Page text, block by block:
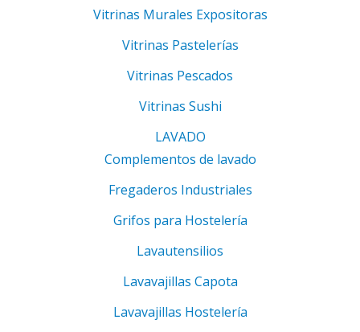
Vitrinas Murales Expositoras
Vitrinas Pastelerías
Vitrinas Pescados
Vitrinas Sushi
LAVADO
Complementos de lavado
Fregaderos Industriales
Grifos para Hostelería
Lavautensilios
Lavavajillas Capota
Lavavajillas Hostelería